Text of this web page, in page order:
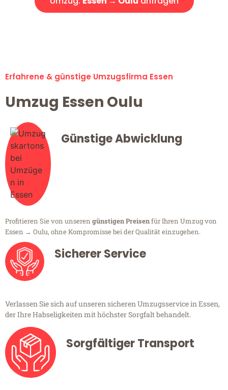
Erfahrene & günstige Umzugsfirma Essen
Umzug Essen Oulu
Günstige Abwicklung
Profitieren Sie von unseren günstigen Preisenfür Ihren Umzug von
Essen → Oulu, ohne Kompromisse bei der Qualität einzugehen.
Sicherer Service
Verlassen Sie sich auf unseren sicheren Umzugsservice in Essen,
der Ihre Habseligkeiten mit höchster Sorgfalt behandelt.
Sorgfältiger Transport